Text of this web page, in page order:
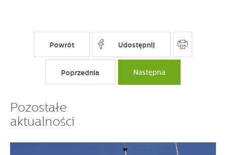
Powrót Udostępnij
Poprzednia Następna
Pozostałe
aktualności